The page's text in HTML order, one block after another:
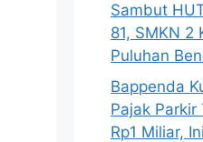
Sambut
81, SMKN 2
Puluhan
Bappenda
Pajak
Rp1 Miliar,